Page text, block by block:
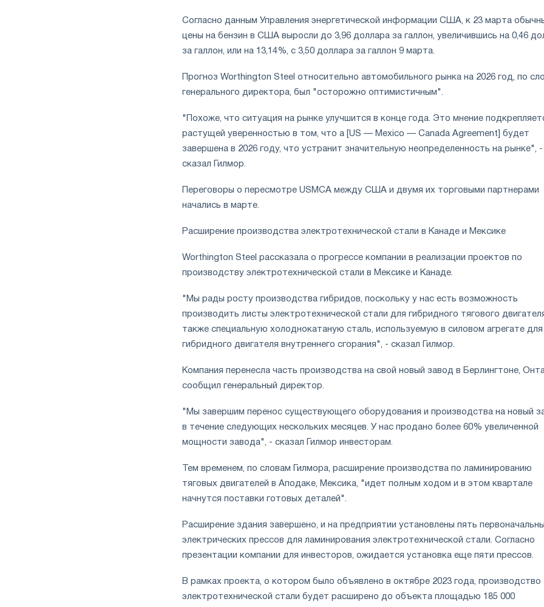
Согласно данным Управления энергетической информации США, к 23 марта
цены на бензин в США выросли до 3,96 доллара за галлон, увеличившись на 0,46
за галлон, или на 13,14%, с 3,50 доллара за галлон 9 марта.
Прогноз Worthington Steel относительно автомобильного рынка на 2026 год, по
генерального директора, был "осторожно оптимистичным".
"Похоже, что ситуация на рынке улучшится в конце года. Это мнение
растущей уверенностью в том, что a [US — Mexico — Canada Agreement] будет
завершена в 2026 году, что устранит значительную неопределенность на рынке", -
сказал Гилмор.
Переговоры о пересмотре USMCA между США и двумя их торговыми партнерами
начались в марте.
Расширение производства электротехнической стали в Канаде и Мексике
Worthington Steel рассказала о прогрессе компании в реализации проектов по
производству электротехнической стали в Мексике и Канаде.
"Мы рады росту производства гибридов, поскольку у нас есть возможность
производить листы электротехнической стали для гибридного тягового
также специальную холоднокатаную сталь, используемую в силовом агрегате для
гибридного двигателя внутреннего сгорания", - сказал Гилмор.
Компания перенесла часть производства на свой новый завод в Берлингтоне,
сообщил генеральный директор.
"Мы завершим перенос существующего оборудования и производства на новый
в течение следующих нескольких месяцев. У нас продано более 60% увеличенной
мощности завода", - сказал Гилмор инвесторам.
Тем временем, по словам Гилмора, расширение производства по ламинированию
тяговых двигателей в Аподаке, Мексика, "идет полным ходом и в этом квартале
начнутся поставки готовых деталей".
Расширение здания завершено, и на предприятии установлены пять
электрических прессов для ламинирования электротехнической стали. Согласно
презентации компании для инвесторов, ожидается установка еще пяти прессов.
В рамках проекта, о котором было объявлено в октябре 2023 года, производство
электротехнической стали будет расширено до объекта площадью 185 000